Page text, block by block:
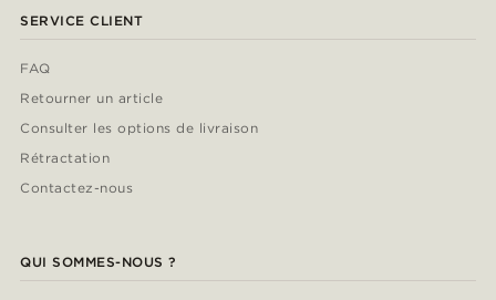
SERVICE CLIENT
FAQ
Retourner un article
Consulter les options de livraison
Rétractation
Contactez-nous
QUI SOMMES-NOUS ?